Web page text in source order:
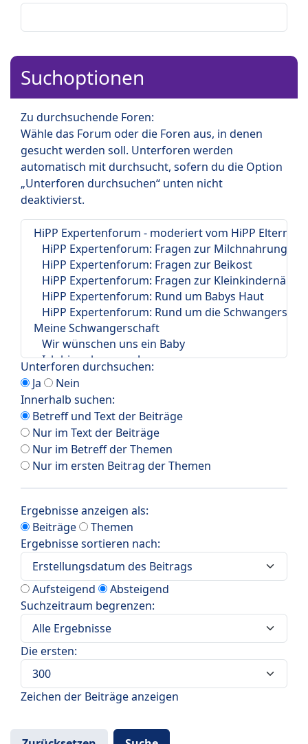
Suchoptionen
Zu durchsuchende Foren:
Wähle das Forum oder die Foren aus, in denen
gesucht werden soll. Unterforen werden
automatisch mit durchsucht, sofern du die Option
„Unterforen durchsuchen“ unten nicht
deaktivierst.
Unterforen durchsuchen:
Ja
Nein
Innerhalb suchen:
Betreff und Text der Beiträge
Nur im Text der Beiträge
Nur im Betreff der Themen
Nur im ersten Beitrag der Themen
Ergebnisse anzeigen als:
Beiträge
Themen
Ergebnisse sortieren nach:
Aufsteigend
Absteigend
Suchzeitraum begrenzen:
Die ersten:
Zeichen der Beiträge anzeigen